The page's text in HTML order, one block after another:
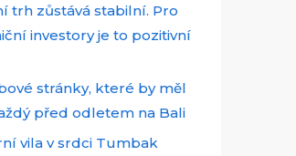
trh zůstává stabilní. Pro
investory je to pozitivní
stránky, které by měl
před odletem na Bali
vila v srdci Tumbak